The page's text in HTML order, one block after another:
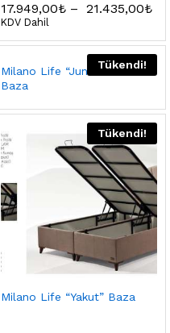
17.949,00₺– 21.435,00₺
KDV Dahil
Tükendi!
Milano Life “Junior Pembe”
Baza
Tükendi!
Milano Life “Yakut” Baza